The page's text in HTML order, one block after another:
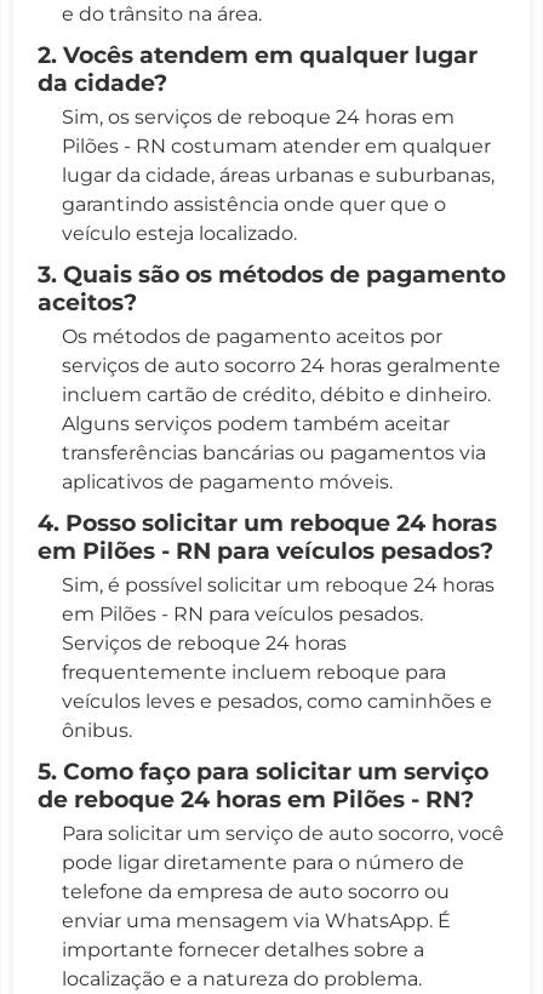
e do trânsito na área.
2. Vocês atendem em qualquer lugar
da cidade?
Sim, os serviços de reboque 24 horas em
Pilões - RN costumam atender em qualquer
lugar da cidade, áreas urbanas e suburbanas,
garantindo assistência onde quer que o
veículo esteja localizado.
3. Quais são os métodos de pagamento
aceitos?
Os métodos de pagamento aceitos por
serviços de auto socorro 24 horas geralmente
incluem cartão de crédito, débito e dinheiro.
Alguns serviços podem também aceitar
transferências bancárias ou pagamentos via
aplicativos de pagamento móveis.
4. Posso solicitar um reboque 24 horas
em Pilões - RN para veículos pesados?
Sim, é possível solicitar um reboque 24 horas
em Pilões - RN para veículos pesados.
Serviços de reboque 24 horas
frequentemente incluem reboque para
veículos leves e pesados, como caminhões e
ônibus.
5. Como faço para solicitar um serviço
de reboque 24 horas em Pilões - RN?
Para solicitar um serviço de auto socorro, você
pode ligar diretamente para o número de
telefone da empresa de auto socorro ou
enviar uma mensagem via WhatsApp. É
importante fornecer detalhes sobre a
localização e a natureza do problema.